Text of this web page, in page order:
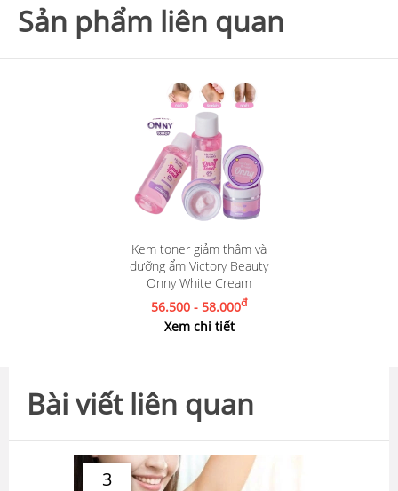
Sản phẩm liên quan
Kem toner giảm thâm và
dưỡng ẩm Victory Beauty
Onny White Cream
56.500 - 58.000đ
Xem chi tiết
Bài viết liên quan
3